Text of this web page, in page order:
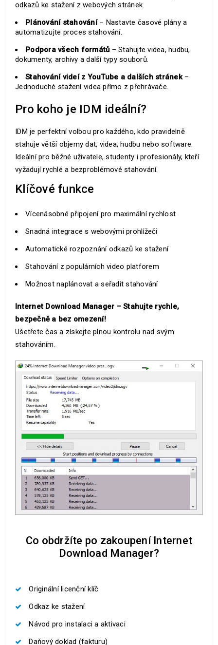
odkazů ke stažení z webových stránek.
Plánování stahování– Nastavte časové plány a
automatizujte proces stahování.
Podpora všech formátů – Stahujte videa, hudbu,
dokumenty, archivy a další typy souborů.
Stahování videí z YouTube a dalších stránek–
Jednoduché stažení videa přímo z přehrávače.
Pro koho je IDM ideální?
IDM je perfektní volbou pro každého, kdo pravidelně
stahuje větší objemy dat, videa, hudbu nebo software.
Ideální pro běžné uživatele, studenty i profesionály, kteří
vyžadují rychlé a bezproblémové stahování.
Klíčové funkce
Vícenásobné připojení pro maximální rychlost
Snadná integrace s webovými prohlížeči
Automatické rozpoznání odkazů ke stažení
Stahování z populárních video platforem
Možnost naplánovat a seřadit stahování
Internet Download Manager – Stahujte rychle,
bezpečně a bez omezení!
Ušetřete čas a získejte plnou kontrolu nad svým
stahováním.
Co obdržíte po zakoupení Internet
Download Manager?
Originální licenční klíč
Odkaz ke stažení
Návod pro instalaci a aktivaci
Daňový doklad (fakturu)